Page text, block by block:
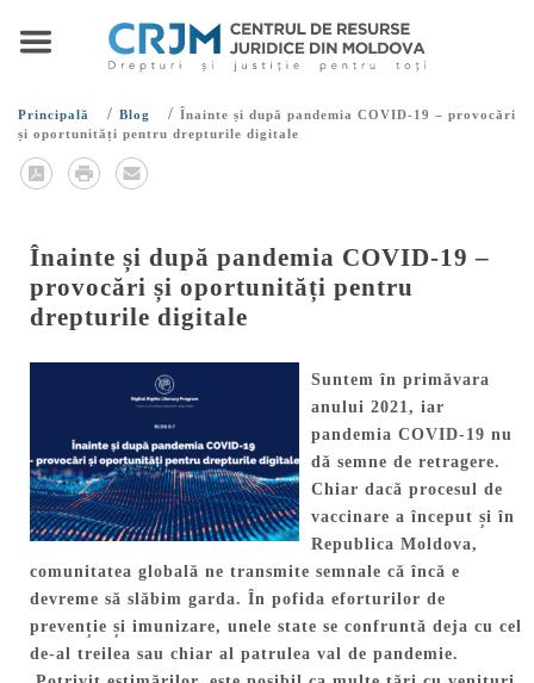
Principală / Blog / Înainte și după pandemia COVID-19 – provocări
și oportunități pentru drepturile digitale
Înainte și după pandemia COVID-19 –
provocări și oportunități pentru
drepturile digitale
Suntem în primăvara
anului 2021, iar
pandemia COVID-19 nu
dă semne de retragere.
Chiar dacă procesul de
vaccinare a început și în
Republica Moldova,
comunitatea globală ne transmite semnale că încă e
devreme să slăbim garda. În pofida eforturilor de
prevenție și imunizare, unele state se confruntă deja cu cel
de-al treilea sau chiar al patrulea val de pandemie.